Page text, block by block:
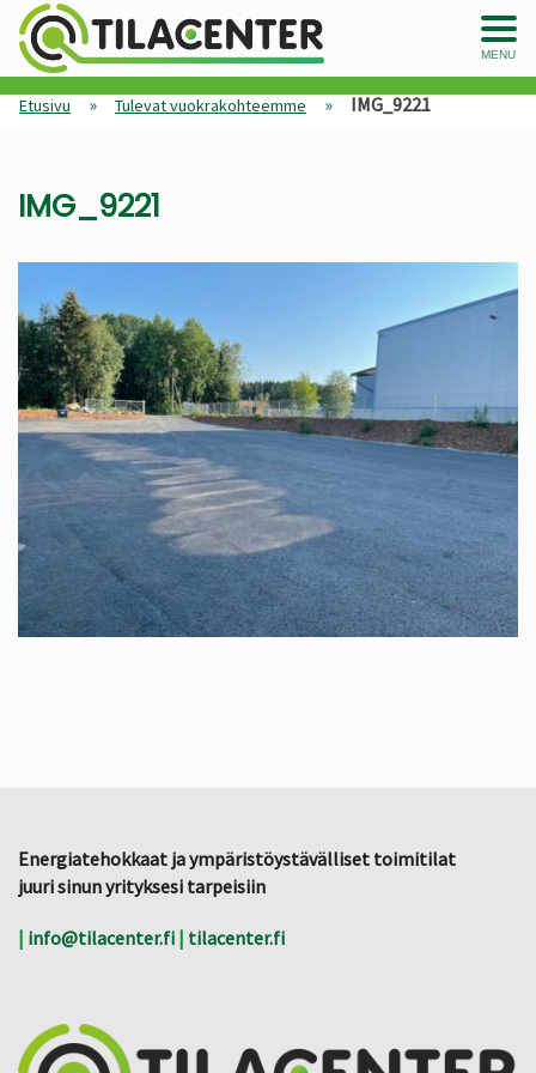
MENU
Etusivu » Tulevat vuokrakohteemme » IMG_9221
IMG_9221
Energiatehokkaat ja ympäristöystävälliset toimitilat
juuri sinun yrityksesi tarpeisiin
| info@tilacenter.fi | tilacenter.fi